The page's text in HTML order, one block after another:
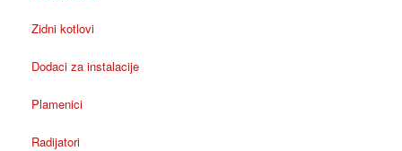
Zidni kotlovi
Dodaci za instalacije
Plamenici
Radijatori